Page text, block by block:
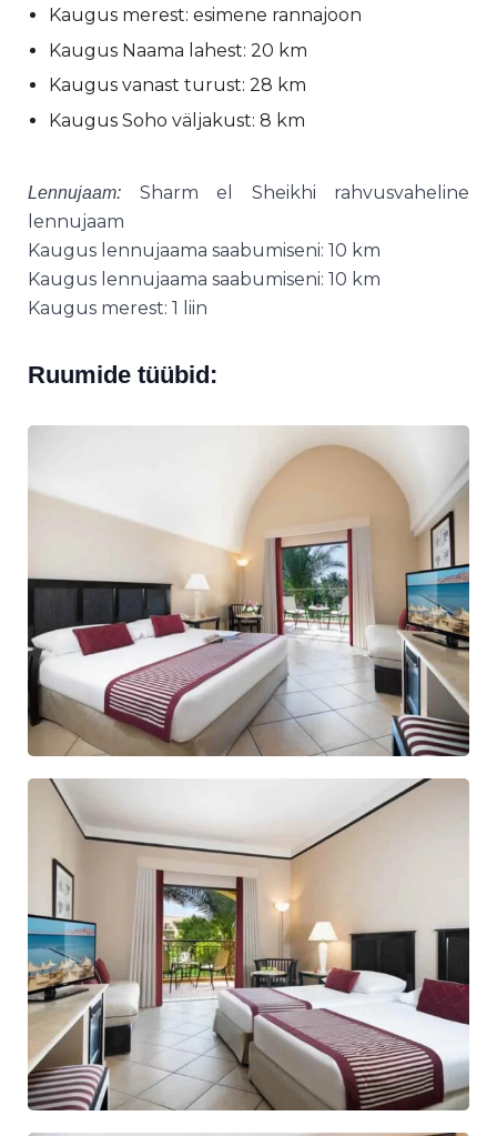
Kaugus merest: esimene rannajoon
Kaugus Naama lahest: 20 km
Kaugus vanast turust: 28 km
Kaugus Soho väljakust: 8 km
Lennujaam: Sharm el Sheikhi rahvusvaheline
lennujaam
Kaugus lennujaama saabumiseni: 10 km
Kaugus lennujaama saabumiseni: 10 km
Kaugus merest: 1 liin
Ruumide tüübid: